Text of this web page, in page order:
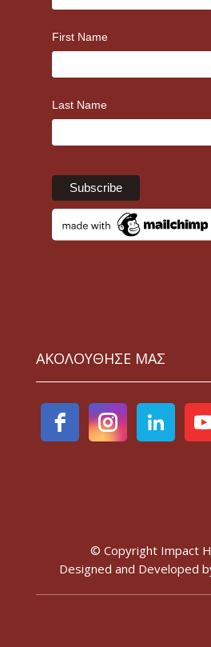
First Name
Last Name
ΑΚΟΛΟΥΘΗΣΕ ΜΑΣ
© Copyright Impact
Designed and Developed